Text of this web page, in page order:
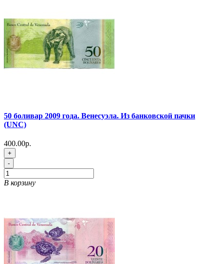
50 боливар 2009 года. Венесуэла. Из банковской пачки
(UNC)
400.00р.
+
-
В корзину